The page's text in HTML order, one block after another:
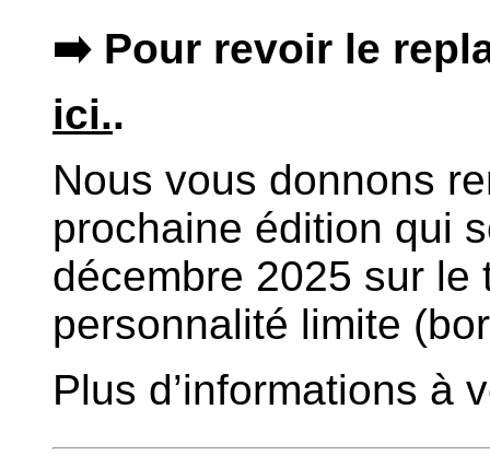
➡️ Pour revoir le
ici..
Nous vous donnons
prochaine édition qui
décembre 2025 sur le
personnalité limite
Plus d’informations à